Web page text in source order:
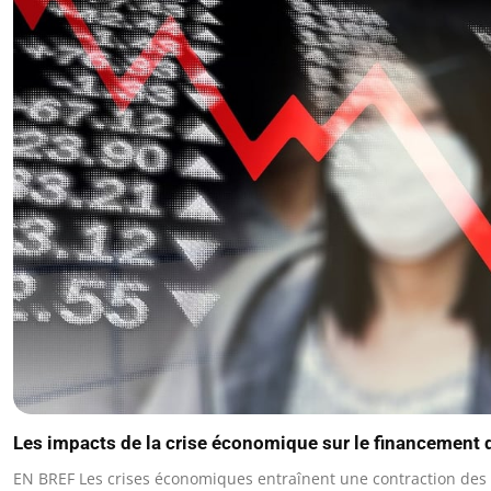
Les impacts de la crise économique sur le financement
EN BREF Les crises économiques entraînent une contraction